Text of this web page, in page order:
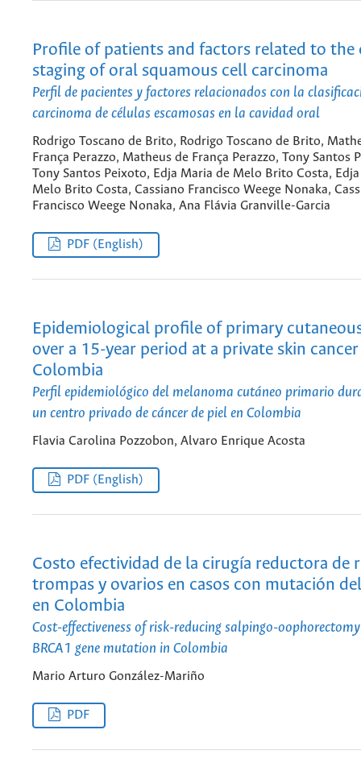
Profile of patients and factors related to the
staging of oral squamous cell carcinoma
Perfil de pacientes y factores relacionados con la
carcinoma de células escamosas en la cavidad oral
Rodrigo Toscano de Brito, Rodrigo Toscano de Brito,
França Perazzo, Matheus de França Perazzo, Tony Santos
Tony Santos Peixoto, Edja Maria de Melo Brito Costa,
Melo Brito Costa, Cassiano Francisco Weege Nonaka,
Francisco Weege Nonaka, Ana Flávia Granville-Garcia
PDF (English)
Epidemiological profile of primary
over a 15-year period at a private skin
Colombia
Perfil epidemiológico del melanoma cutáneo primario
un centro privado de cáncer de piel en Colombia
Flavia Carolina Pozzobon, Alvaro Enrique Acosta
PDF (English)
Costo efectividad de la cirugía reductora de
trompas y ovarios en casos con mutación
en Colombia
Cost-effectiveness of risk-reducing salpingo-
BRCA1 gene mutation in Colombia
Mario Arturo González-Mariño
PDF